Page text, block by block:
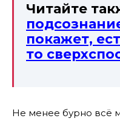
Читайте
покажет,
то
Не менее бурно всё